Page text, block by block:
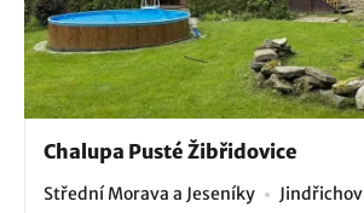
Chalupa Pusté Žibřidovice
Střední Morava a Jeseníky Jindřichov